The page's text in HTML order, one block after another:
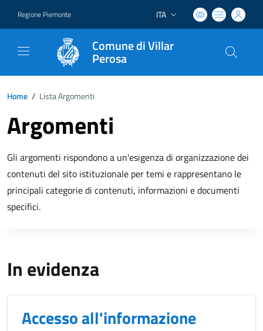
Regione Piemonte Lingua attiva:
ITA
Comune di Villar
Perosa
Home / Lista Argomenti
Argomenti
Gli argomenti rispondono a un'esigenza di organizzazione dei
contenuti del sito istituzionale per temi e rappresentano le
principali categorie di contenuti, informazioni e documenti
specifici.
In evidenza
Accesso all'informazione